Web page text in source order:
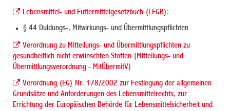
Lebensmittel- und Futtermittelgesetzbuch (LFGB):
§ 44 Duldungs-, Mitwirkungs- und Übermittlungspflichten
Verordnung zu Mitteilungs- und Übermittlungspflichten zu
gesundheitlich nicht erwünschten Stoffen (Mitteilungs- und
Übermittlungsverordnung - MitÜbermitV)
Verordnung (EG) Nr. 178/2002 zur Festlegung der allgemeinen
Grundsätze und Anforderungen des Lebensmittelrechts, zur
Errichtung der Europäischen Behörde für Lebensmittelsicherheit und